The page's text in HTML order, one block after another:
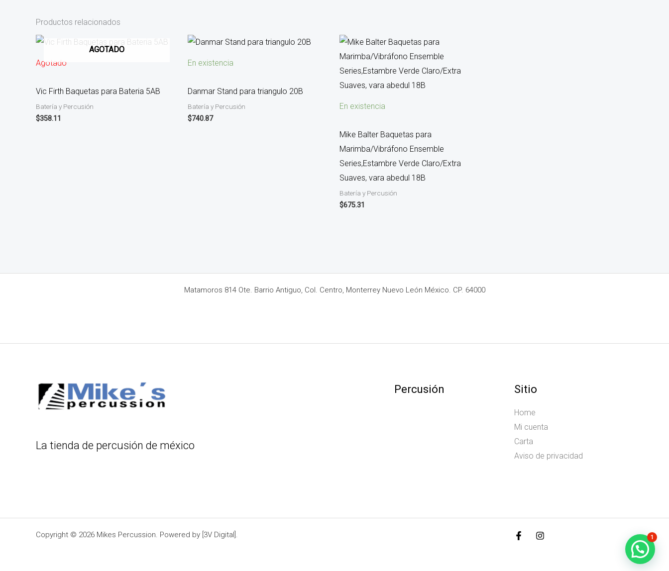
Productos relacionados
AGOTADO
Agotado
Vic Firth Baquetas para Bateria 5AB
Batería y Percusión
$358.11
En existencia
Danmar Stand para triangulo 20B
Batería y Percusión
$740.87
En existencia
Mike Balter Baquetas para
Marimba/Vibráfono Ensemble
Series,Estambre Verde Claro/Extra
Suaves, vara abedul 18B
Batería y Percusión
$675.31
Matamoros 814 Ote. Barrio Antiguo, Col. Centro, Monterrey Nuevo León México. CP. 64000
La tienda de percusión de méxico
Percusión Sitio
Home
Mi cuenta
Carta
Aviso de privacidad
Copyright © 2026 Mikes Percussion. Powered by [3V Digital]. 1